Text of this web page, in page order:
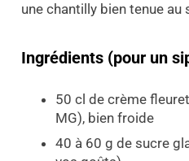
une chantilly bien tenue au
Ingrédients (pour un
50 cl de crème
MG), bien froide
40 à 60 g de sucre